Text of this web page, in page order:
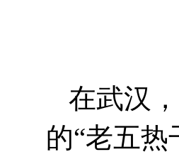
在武汉
的“老五